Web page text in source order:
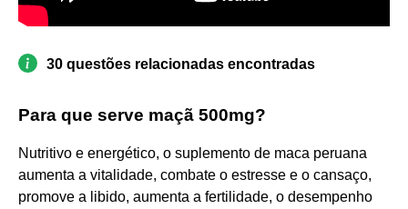
30 questões relacionadas encontradas
Para que serve maçã 500mg?
Nutritivo e energético, o suplemento de maca peruana
aumenta a vitalidade, combate o estresse e o cansaço,
promove a libido, aumenta a fertilidade, o desempenho